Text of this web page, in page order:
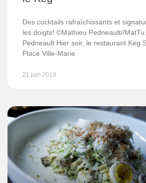
Des cocktails rafraîchissants et
les doigts! ©Mathieu Pedneault//
Pedneault Hier soir, le restaurant Keg
Place Ville-Marie
21 juin 2018